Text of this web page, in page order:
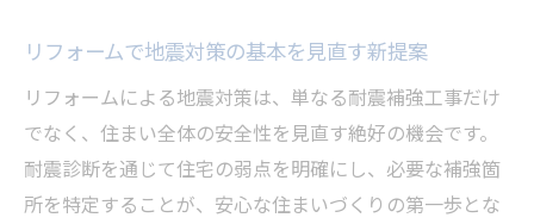
家族の安全を守るリフォーム補強の考え方
リフォームで耐震性を高める補強工事の種
類
耐震補強リフォームの選び方と注意点
補助金を活用した耐震リフォーム術
リフォームで地震対策の基本を見直す新提案
リフォームによる地震対策は、単なる耐震補強工事だけ
でなく、住まい全体の安全性を見直す絶好の機会です。
耐震診断を通じて住宅の弱点を明確にし、必要な補強箇
所を特定することが、安心な住まいづくりの第一歩とな